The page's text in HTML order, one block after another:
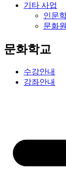
기타 사업
인문
문화
문화학교
수강안내
강좌안내